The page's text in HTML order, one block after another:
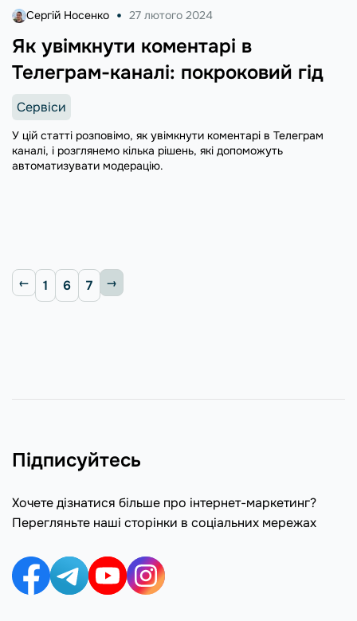
Як увімкнути коментарі в
Телеграм-каналі: покроковий гід
Сергій Носенко 27 лютого 2024
Сервіси
У цій статті розповімо, як увімкнути коментарі в Телеграм
каналі, і розглянемо кілька рішень, які допоможуть
автоматизувати модерацію.
1 6 7
Підписуйтесь
Хочете дізнатися більше про інтернет-маркетинг?
Перегляньте наші сторінки в соціальних мережах